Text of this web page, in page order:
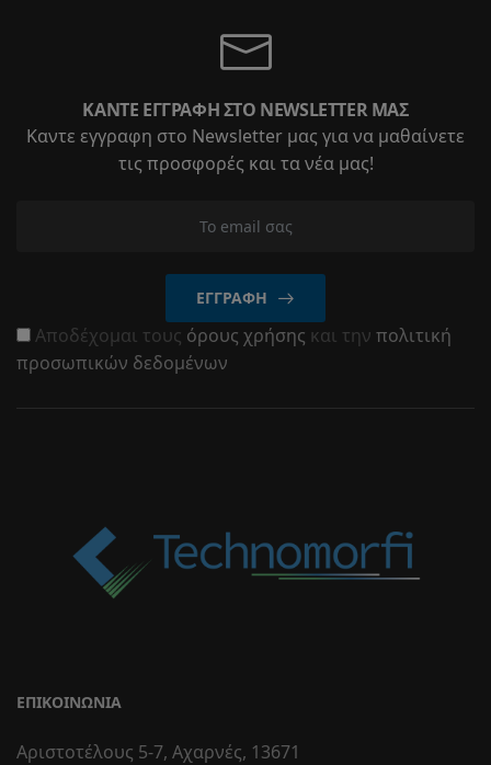
ΚΆΝΤΕ ΕΓΓΡΑΦΉ ΣΤΟ NEWSLETTER ΜΑΣ
Καντε εγγραφη στο Newsletter μας για να μαθαίνετε
τις προσφορές και τα νέα μας!
ΕΓΓΡΑΦΉ
Αποδέχομαι τους όρους χρήσης και την πολιτική
προσωπικών δεδομένων
ΕΠΙΚΟΙΝΩΝΊΑ
Αριστοτέλους 5-7, Αχαρνές, 13671